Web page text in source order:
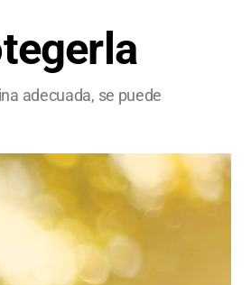
adecuada, se puede